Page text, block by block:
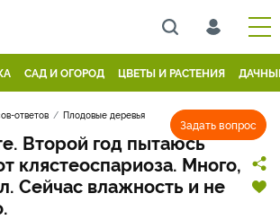
САД И ОГОРОД ЦВЕТЫ И РАСТЕНИЯ
Задать вопрос
ответов Плодовые деревья
Второй год пытаюсь
клястеоспариоза. Много,
Сейчас влажность и не